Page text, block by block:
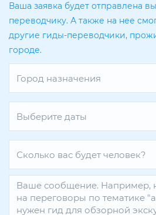
Ваша заявка будет отправлена
переводчику. А также на нее
другие гиды-переводчики,
городе.